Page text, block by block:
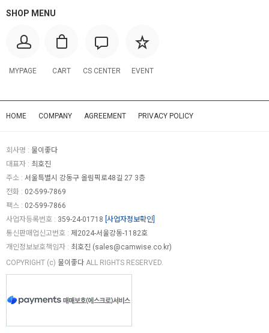
SHOP MENU
MYPAGE CART CS CENTER EVENT
HOME COMPANY AGREEMENT PRIVACY POLICY
회사명 : 물이좋다
대표자 : 최호진
주소 : 서울특별시 강동구 올림픽로48길 27 3층
전화 : 02-599-7869
팩스 : 02-599-7866
사업자등록번호 : 359-24-01718 [사업자정보확인]
통신판매업신고번호 : 제2024-서울강동-1182호
개인정보보호책임자 : 최호진 (sales@camwise.co.kr)
COPYRIGHT (c) 물이좋다 ALL RIGHTS RESERVED.